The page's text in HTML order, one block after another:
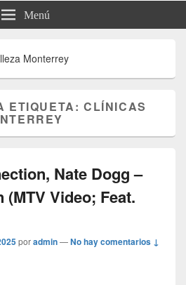
Menú
Monterrey
ETIQUETA:CLÍNICAS
Nate Dogg –
(MTV Video; Feat.
poradmin—No hay comentarios ↓